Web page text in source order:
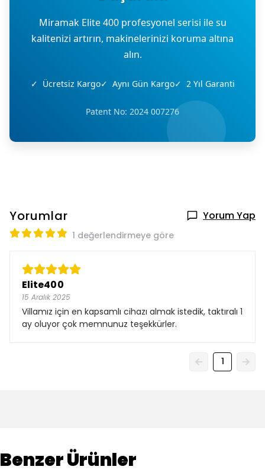
Miramak Elite 400 profesyonel serisi ile su
kalitenizi artırın, makinelerinizi koruma altına
alın.
✓ Ücretsiz Kargo✓ Aynı Gün Kargo✓ 2 Yıl Garanti
Patent No: 2024 007276
Yorumlar Yorum Yap
1 değerlendirmeye göre
Elite400
15 Aralık 2025
Villamız için en kapsamlı cihazı almak istedik, taktıralı 1
ay oluyor çok memnunuz teşekkürler.
1
Benzer Ürünler